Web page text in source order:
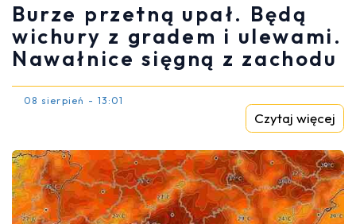
Burze przetną upał. Będą
wichury z gradem i ulewami.
Nawałnice sięgną z zachodu
08 sierpień - 13:01
Czytaj więcej